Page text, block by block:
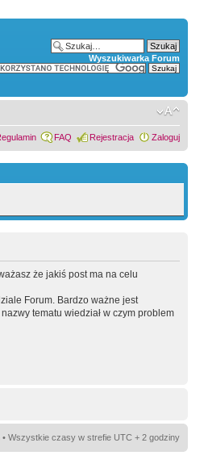
Wyszukiwarka Forum
FAQ Rejestracja Zaloguj
że jakiś post ma na celu
Forum. Bardzo ważne jest
tematu wiedział w czym problem
• Wszystkie czasy w strefie UTC + 2 godziny